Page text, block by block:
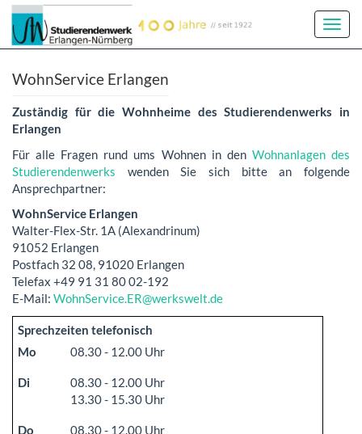
WohnService Erlangen
Zuständig für die Wohnheime des Studierendenwerks in
Erlangen
Für alle Fragen rund ums Wohnen in den Wohnanlagen des
Studierendenwerks wenden Sie sich bitte an folgende
Ansprechpartner:
WohnService Erlangen
Walter-Flex-Str. 1A (Alexandrinum)
91052 Erlangen
Postfach 32 08, 91020 Erlangen
Telefax +49 91 31 80 02-192
E-Mail: WohnService.ER@werkswelt.de
Sprechzeiten telefonisch
Mo
08.30 - 12.00 Uhr
Di
08.30 - 12.00 Uhr
13.30 - 15.30 Uhr
Do 08.30 - 12.00 Uhr